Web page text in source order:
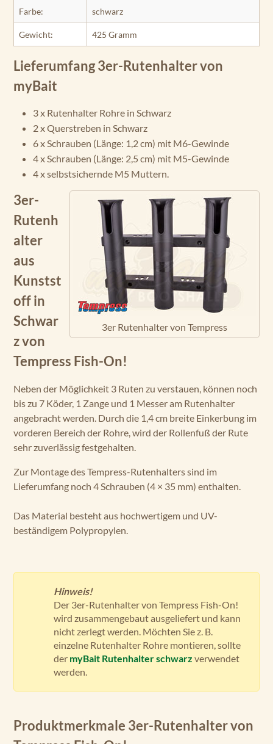
Farbe: schwarz
Gewicht: 425 Gramm
Lieferumfang 3er-Rutenhalter von
myBait
3 x Rutenhalter Rohre in Schwarz
2 x Querstreben in Schwarz
6 x Schrauben (Länge: 1,2 cm) mit M6-Gewinde
4 x Schrauben (Länge: 2,5 cm) mit M5-Gewinde
4 x selbstsichernde M5 Muttern.
3er Rutenhalter von Tempress
3er-
Rutenh
alter
aus
Kunstst
off in
Schwar
z von
Tempress Fish-On!
Neben der Möglichkeit 3 Ruten zu verstauen, können noch
bis zu 7 Köder, 1 Zange und 1 Messer am Rutenhalter
angebracht werden. Durch die 1,4 cm breite Einkerbung im
vorderen Bereich der Rohre, wird der Rollenfuß der Rute
sehr zuverlässig festgehalten.
Zur Montage des Tempress-Rutenhalters sind im
Lieferumfang noch 4 Schrauben (4 × 35 mm) enthalten.
Das Material besteht aus hochwertigem und UV-
beständigem Polypropylen.
Hinweis!
Der 3er-Rutenhalter von Tempress Fish-On!
wird zusammengebaut ausgeliefert und kann
nicht zerlegt werden. Möchten Sie z. B.
einzelne Rutenhalter Rohre montieren, sollte
der myBait Rutenhalter schwarz verwendet
werden.
Produktmerkmale 3er-Rutenhalter von